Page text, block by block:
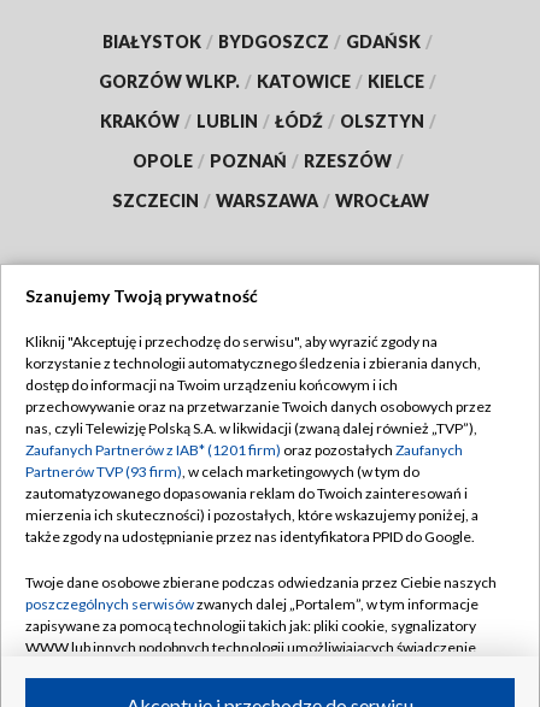
BIAŁYSTOK / BYDGOSZCZ / GDAŃSK /
GORZÓW WLKP. / KATOWICE / KIELCE /
KRAKÓW / LUBLIN / ŁÓDŹ / OLSZTYN /
OPOLE / POZNAŃ / RZESZÓW /
SZCZECIN / WARSZAWA / WROCŁAW
TVP
Abonament TVP
Emisja w TVP
Centrum informacji TVP
Naziemna Telewizja Cyfrowa
Rada Programowa
System NOS
Informacje o nadawcy
Regulamin TVP
Polityka prywatności
Moje zgody
Pomoc
Kontakt
Kanały
Szanujemy Twoją prywatność
Kliknij "Akceptuję i przechodzę do serwisu", aby wyrazić zgody na
korzystanie z technologii automatycznego śledzenia i zbierania danych,
dostęp do informacji na Twoim urządzeniu końcowym i ich
przechowywanie oraz na przetwarzanie Twoich danych osobowych przez
nas, czyli Telewizję Polską S.A. w likwidacji (zwaną dalej również „TVP”),
Zaufanych Partnerów z IAB* (1201 firm) oraz pozostałych Zaufanych
Partnerów TVP (93 firm), w celach marketingowych (w tym do
zautomatyzowanego dopasowania reklam do Twoich zainteresowań i
mierzenia ich skuteczności) i pozostałych, które wskazujemy poniżej, a
także zgody na udostępnianie przez nas identyfikatora PPID do Google.
Twoje dane osobowe zbierane podczas odwiedzania przez Ciebie naszych
poszczególnych serwisówzwanych dalej „Portalem”, w tym informacje
zapisywane za pomocą technologii takich jak: pliki cookie, sygnalizatory
WWW lub innych podobnych technologii umożliwiających świadczenie